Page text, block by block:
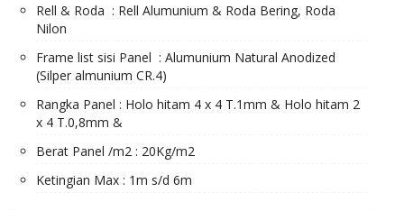
Rell & Roda : Rell Alumunium & Roda Bering, Roda
Nilon
Frame list sisi Panel : Alumunium Natural Anodized
(Silper almunium CR.4)
Rangka Panel : Holo hitam 4 x 4 T.1mm & Holo hitam 2
x 4 T.0,8mm &
Berat Panel /m2 : 20Kg/m2
Ketingian Max : 1m s/d 6m